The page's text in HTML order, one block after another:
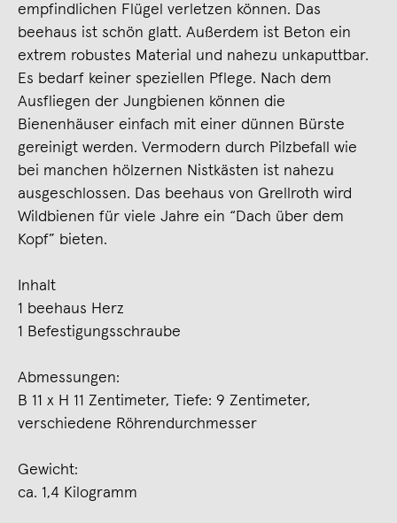
empfindlichen Flügel verletzen können. Das
beehaus ist schön glatt. Außerdem ist Beton ein
extrem robustes Material und nahezu unkaputtbar.
Es bedarf keiner speziellen Pflege. Nach dem
Ausfliegen der Jungbienen können die
Bienenhäuser einfach mit einer dünnen Bürste
gereinigt werden. Vermodern durch Pilzbefall wie
bei manchen hölzernen Nistkästen ist nahezu
ausgeschlossen. Das beehaus von Grellroth wird
Wildbienen für viele Jahre ein “Dach über dem
Kopf” bieten.
Inhalt
1 beehaus Herz
1 Befestigungsschraube
Abmessungen:
B 11 x H 11 Zentimeter, Tiefe: 9 Zentimeter,
verschiedene Röhrendurchmesser
Gewicht:
ca. 1,4 Kilogramm